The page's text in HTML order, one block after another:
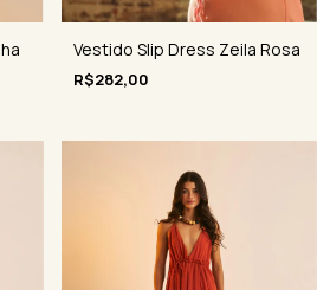
Vestido Slip Dress Zeila Rosa
R$282,00